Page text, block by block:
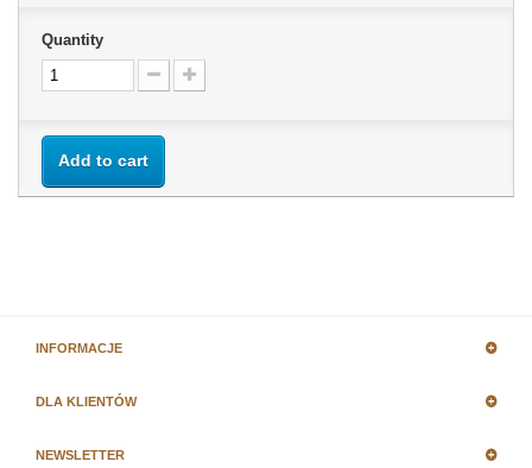
Quantity
Add to cart
INFORMACJE
DLA KLIENTÓW
NEWSLETTER